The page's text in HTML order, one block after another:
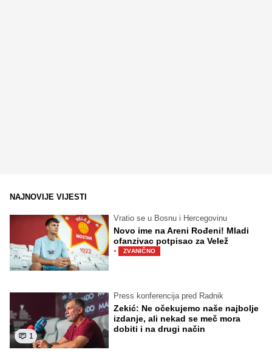
NAJNOVIJE VIJESTI
Vratio se u Bosnu i Hercegovinu
Novo ime na Areni Rođeni! Mladi
ofanzivac potpisao za Velež
· ZVANIČNO
1
Press konferencija pred Radnik
Zekić: Ne očekujemo naše najbolje
izdanje, ali nekad se meč mora
dobiti i na drugi način